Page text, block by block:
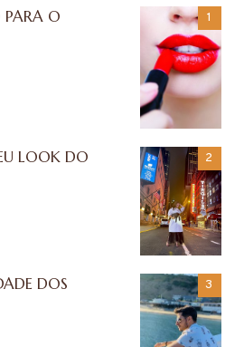
O
LOOK DO
DOS